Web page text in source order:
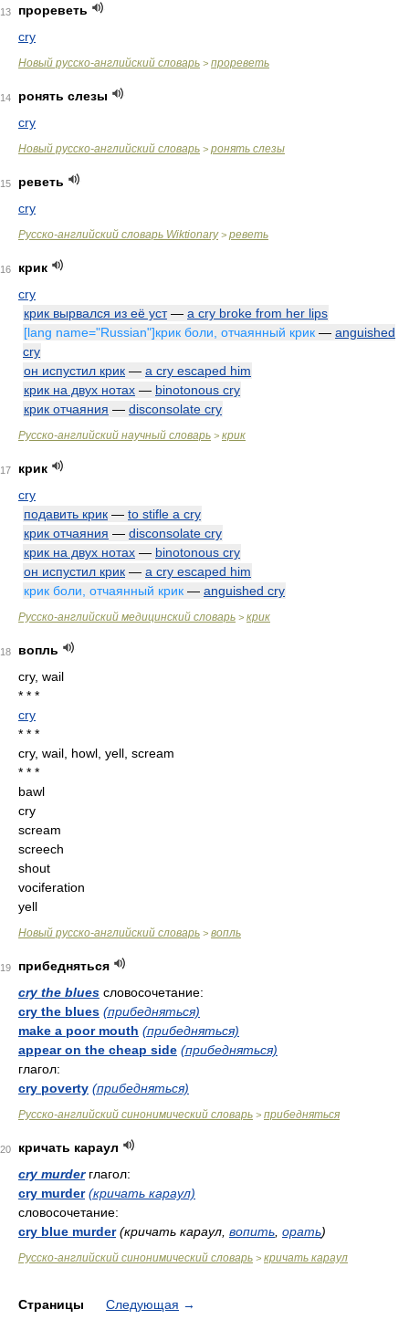
13
прореветь
cry
Новый русско-английский словарь > прореветь
14
ронять слезы
cry
Новый русско-английский словарь > ронять слезы
15
реветь
cry
Русско-английский словарь Wiktionary> реветь
16
крик
cry
крик вырвался из её уст— a cry broke from her lips
[lang name="Russian"]крик боли, отчаянный крик — anguished
cry
он испустил крик — a cry escaped him
крик на двух нотах — binotonous cry
крик отчаяния — disconsolate cry
Русско-английский научный словарь > крик
17
крик
cry
подавить крик — to stifle a cry
крик отчаяния — disconsolate cry
крик на двух нотах — binotonous cry
он испустил крик — a cry escaped him
крик боли, отчаянный крик — anguished cry
Русско-английский медицинский словарь > крик
18
вопль
cry, wail
* * *
cry
* * *
cry, wail, howl, yell, scream
* * *
bawl
cry
scream
screech
shout
vociferation
yell
Новый русско-английский словарь > вопль
19
прибедняться
cry the blues словосочетание:
cry the blues (прибедняться)
make a poor mouth (прибедняться)
appear on the cheap side (прибедняться)
глагол:
cry poverty (прибедняться)
Русско-английский синонимический словарь > прибедняться
20
кричать караул
cry murder глагол:
cry murder (кричать караул)
словосочетание:
cry blue murder (кричать караул, вопить орать)
Русско-английский синонимический словарь > кричать караул
Страницы Следующая →